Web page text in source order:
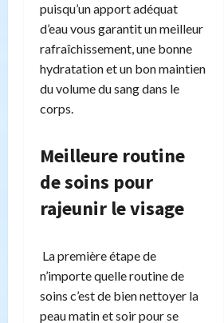
puisqu’un apport adéquat
d’eau vous garantit un meilleur
rafraîchissement, une bonne
hydratation et un bon maintien
du volume du sang dans le
corps.
Meilleure routine
de soins pour
rajeunir le visage
La première étape de
n’importe quelle routine de
soins c’est de bien nettoyer la
peau matin et soir pour se